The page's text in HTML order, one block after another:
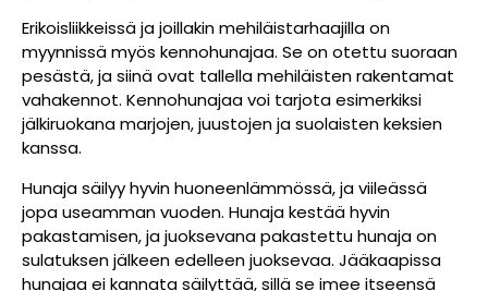
Erikoisliikkeissä ja joillakin mehiläistarhaajilla on
myynnissä myös kennohunajaa. Se on otettu suoraan
pesästä, ja siinä ovat tallella mehiläisten rakentamat
vahakennot. Kennohunajaa voi tarjota esimerkiksi
jälkiruokana marjojen, juustojen ja suolaisten keksien
kanssa.
Hunaja säilyy hyvin huoneenlämmössä, ja viileässä
jopa useamman vuoden. Hunaja kestää hyvin
pakastamisen, ja juoksevana pakastettu hunaja on
sulatuksen jälkeen edelleen juoksevaa. Jääkaapissa
hunajaa ei kannata säilyttää, sillä se imee itseensä